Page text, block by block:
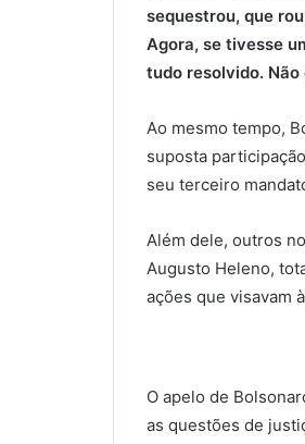
sequestrou, que
Agora, se tivesse
tudo resolvido.
Ao mesmo tempo,
suposta
seu terceiro
Além dele, outros
Augusto Heleno,
ações que visavam
O apelo de
as questões de